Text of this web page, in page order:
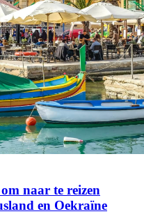
naar te reizen
en Oekraïne